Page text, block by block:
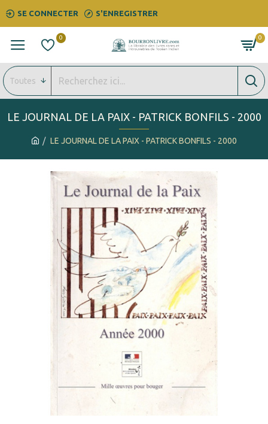
SE CONNECTER S'ENREGISTRER
0 0
Toutes
LE JOURNAL DE LA PAIX - PATRICK BONFILS - 2000
LE JOURNAL DE LA PAIX - PATRICK BONFILS - 2000